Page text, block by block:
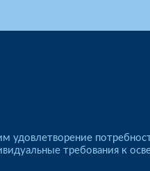
удовлетворение
требования к